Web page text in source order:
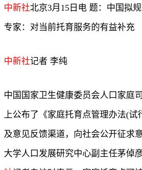
中新社北京3月15日电 题：中国拟
专家：对当前托育服务的有益补充
中新社记者 李纯
中国国家卫生健康委员会人口家庭
上公布了《家庭托育点管理办法(试
及意见反馈渠道，向社会公开征求
大学人口发展研究中心副主任茅倬